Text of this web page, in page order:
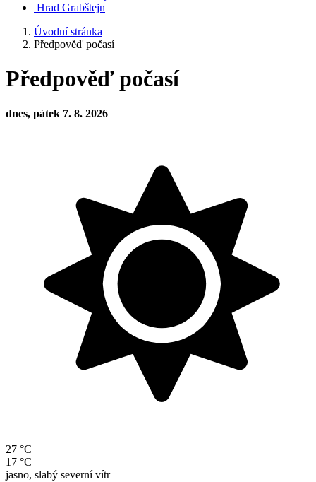
Hrad Grabštejn
Úvodní stránka
Předpověď počasí
Předpověď počasí
dnes, pátek 7. 8. 2026
27 °C
17 °C
jasno, slabý severní vítr